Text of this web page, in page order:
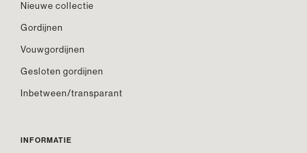
Nieuwe collectie
Gordijnen
Vouwgordijnen
Gesloten gordijnen
Inbetween/transparant
INFORMATIE